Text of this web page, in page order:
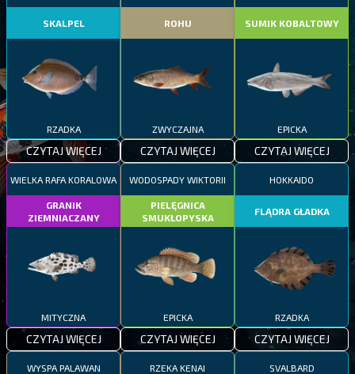
SKALPEL
RZADKA
CZYTAJ WIĘCEJ
ROHU
ZWYCZAJNA
CZYTAJ WIĘCEJ
SUMIK KOBALTOWY
EPICKA
CZYTAJ WIĘCEJ
WIELKA RAFA KORALOWA
GRANIK
ZIEMNIACZANY
MITYCZNA
CZYTAJ WIĘCEJ
WODOSPADY WIKTORII
PIELĘGNICA
SMUKŁOPYSKA
EPICKA
CZYTAJ WIĘCEJ
HOKKAIDO
FLĄDRA GŁADKA
RZADKA
CZYTAJ WIĘCEJ
WYSPA PALAWAN RZEKA KENAI SVALBARD